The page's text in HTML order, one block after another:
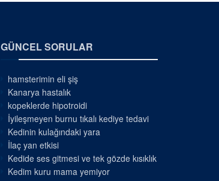
GÜNCEL SORULAR
hamsterimin eli şiş
Kanarya hastalık
kopeklerde hipotroidi
İyileşmeyen burnu tıkalı kediye tedavi
Kedinin kulağındaki yara
İlaç yan etkisi
Kedide ses gitmesi ve tek gözde kısıklık
Kedim kuru mama yemiyor